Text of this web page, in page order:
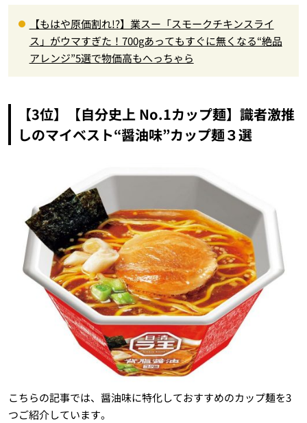
【もはや原価割れ!?】業スー「スモークチキンスライ
ス」がウマすぎた！700gあってもすぐに無くなる“絶品
アレンジ”5選で物価高もへっちゃら
【3位】【自分史上 No.1カップ麺】識者激推
しのマイベスト“醤油味”カップ麺３選
こちらの記事では、醤油味に特化しておすすめのカップ麺を3
つご紹介しています。